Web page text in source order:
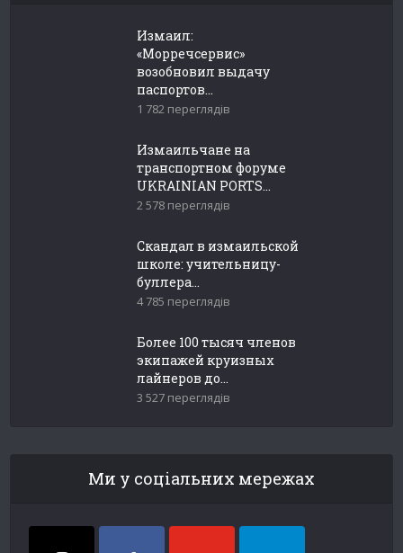
Измаил:
«Морречсервис»
возобновил выдачу
паспортов...
1 782 переглядів
Измаильчане на
транспортном форуме
UKRAINIAN PORTS...
2 578 переглядів
Скандал в измаильской
школе: учительницу-
буллера...
4 785 переглядів
Более 100 тысяч членов
экипажей круизных
лайнеров до...
3 527 переглядів
Ми у соціальних мережах